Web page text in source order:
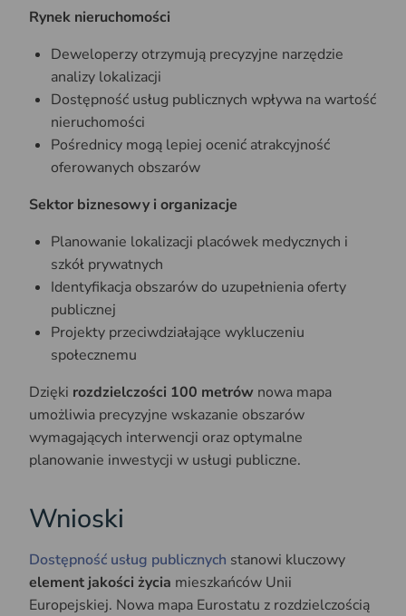
Rynek nieruchomości
Deweloperzy otrzymują precyzyjne narzędzie
analizy lokalizacji
Dostępność usług publicznych wpływa na wartość
nieruchomości
Pośrednicy mogą lepiej ocenić atrakcyjność
oferowanych obszarów
Sektor biznesowy i organizacje
Planowanie lokalizacji placówek medycznych i
szkół prywatnych
Identyfikacja obszarów do uzupełnienia oferty
publicznej
Projekty przeciwdziałające wykluczeniu
społecznemu
Dzięki rozdzielczości 100 metrów nowa mapa
umożliwia precyzyjne wskazanie obszarów
wymagających interwencji oraz optymalne
planowanie inwestycji w usługi publiczne.
Wnioski
Dostępność usług publicznych stanowi kluczowy
element jakości życia mieszkańców Unii
Europejskiej. Nowa mapa Eurostatu z rozdzielczością